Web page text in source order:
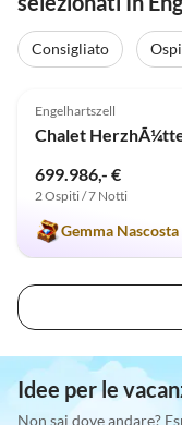
Consigliato
Engelhartszell
Chalet
699.986,- €
2 Ospiti / 7 Notti
Gemma Nascosta
Idee per le
Non sai dove andare?